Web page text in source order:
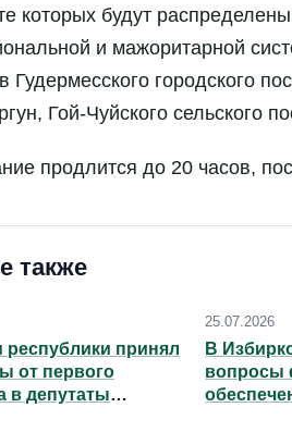
которых будут
и мажоритарной
Гудермесского городского
Гой-Чуйского сельского
продлится до 20 часов,
также
республики принял
от первого
в депутаты
25.07.2026
В
вопросы